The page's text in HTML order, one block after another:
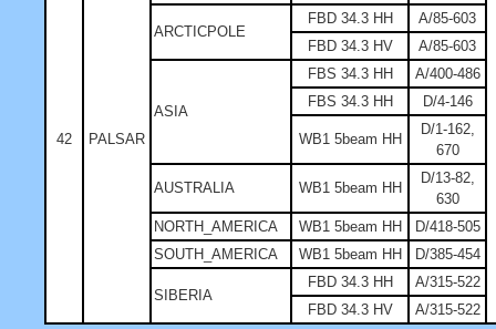
42 PALSAR
ARCTICPOLE
FBD 34.3 HH
A/85-603
FBD 34.3 HV
A/85-603
ASIA
FBS 34.3 HH
A/400-486
FBS 34.3 HH
D/4-146
WB1 5beam HH
D/1-162,
670
AUSTRALIA WB1 5beam HH
D/13-82,
630
NORTH_AMERICA
WB1 5beam HH
D/418-505
SOUTH_AMERICA
WB1 5beam HH D/385-454
SIBERIA
FBD 34.3 HH
A/315-522
FBD 34.3 HV
A/315-522